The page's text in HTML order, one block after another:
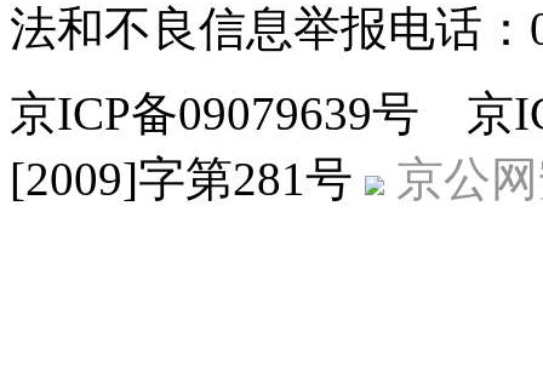
法和不良信息举报电话：
京ICP备09079639号 京
[2009]字第281号
京公